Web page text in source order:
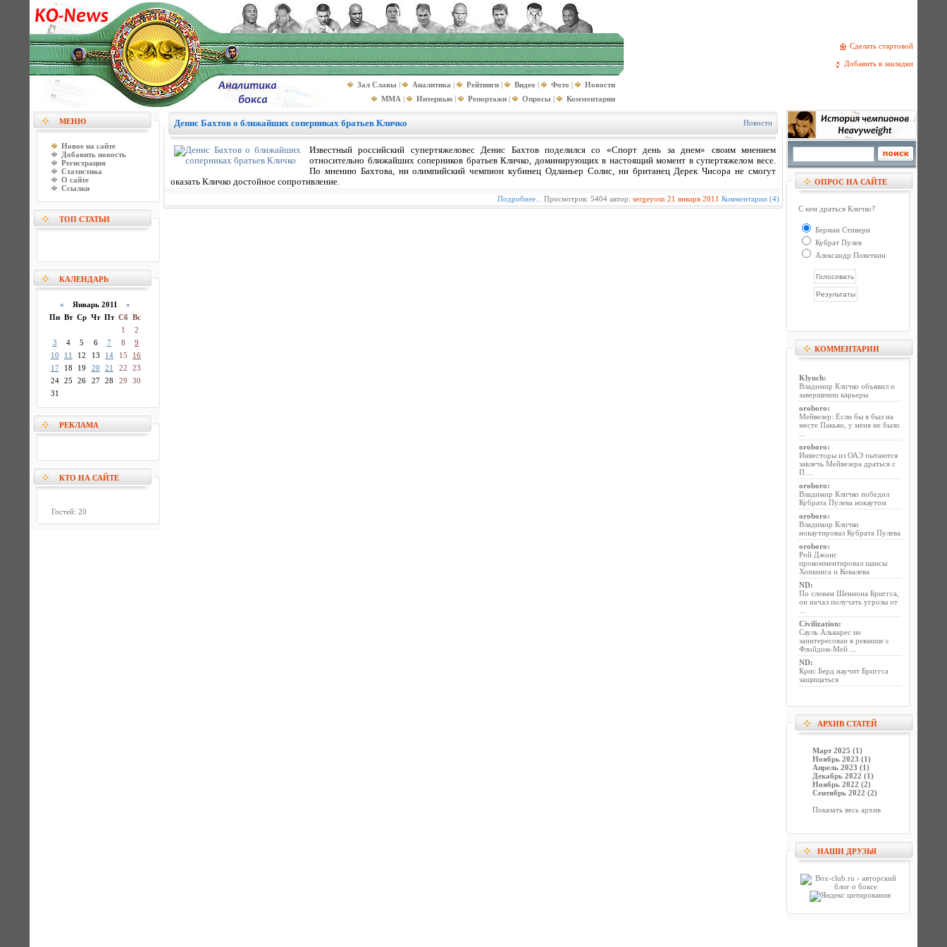
Сделать стартовой
Добавить в закладки
Зал Славы | Аналитика | Рейтинги | Видео | Фото |
Новости
MMA | Интервью | Репортажи | Опросы | Комментарии
МЕНЮ
Новое на сайте
Добавить новость
Регистрация
Статистика
О сайте
Ссылки
ТОП СТАТЬИ
КАЛЕНДАРЬ
« Январь 2011 »
Пн Вт Ср Чт Пт Сб Вс
1
2
3
4 5 6 7 8
9
10
11 12 13 14 15
16
17
18 19 20 21 22
23
24
25 26 27 28 29
30
31
РЕКЛАМА
КТО НА САЙТЕ
Гостей: 20
Денис Бахтов о ближайших соперниках братьев Кличко Новости
Известный российский супертяжеловес Денис Бахтов поделился со «Спорт день за днем» своим мнением
относительно ближайших соперников братьев Кличко, доминирующих в настоящий момент в супертяжелом весе.
По мнению Бахтова, ни олимпийский чемпион кубинец Одланьер Солис, ни британец Дерек Чисора не смогут
оказать Кличко достойное сопротивление.
Подробнее... Просмотров: 5404 автор: sergeyosn 21 января 2011 Комментарии (4)
ОПРОС НА САЙТЕ
С кем драться Кличко?
Берман Стиверн
Кубрат Пулев
Александр Поветкин
КОММЕНТАРИИ
Klyuch:
Владимир Кличко объявил о
завершении карьеры
oroboro:
Мейвезер: Если бы я был на
месте Пакьяо, у меня не было
oroboro:
Инвесторы из ОАЭ пытаются
завлечь Мейвезера драться с
П ...
oroboro:
Владимир Кличко победил
Кубрата Пулева нокаутом
oroboro:
Владимир Кличко
нокаутировал Кубрата Пулева
oroboro:
Рой Джонс
прокомментировал шансы
Хопкинса и Ковалева
ND:
По словам Шеннона Бриггса,
он начал получать угрозы от
Civilization:
Сауль Альварес не
заинтересован в реванше с
Флойдом-Мей ...
ND:
Крис Берд научит Бриггса
защищаться
АРХИВ СТАТЕЙ
Март 2025 (1)
Ноябрь 2023 (1)
Апрель 2023 (1)
Декабрь 2022 (1)
Ноябрь 2022 (2)
Сентябрь 2022 (2)
Показать весь архив
НАШИ ДРУЗЬЯ